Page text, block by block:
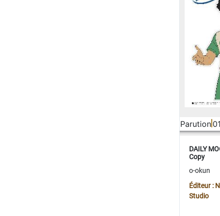
Parution
DAILY
Copy
o-okun
Éditeur :
Studio